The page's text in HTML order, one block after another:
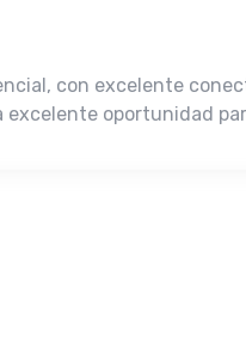
con excelente
oportunidad